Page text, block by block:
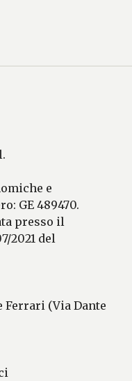
e
GE 489470.
presso il
2021 del
Ferrari (Via Dante